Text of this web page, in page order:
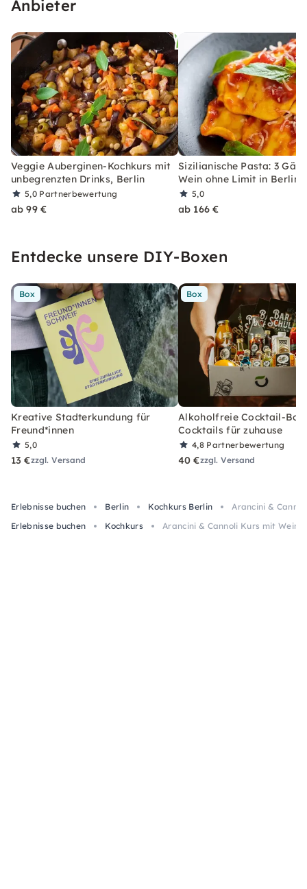
Anbieter
Veggie Auberginen-Kochkurs mit
unbegrenzten Drinks, Berlin
5,0 Partnerbewertung
ab 99 €
Sizilianische Pasta: 3
Wein ohne Limit in Berlin
5,0
ab 166 €
Entdecke unsere DIY-Boxen
Box
Kreative Stadterkundung für
Freund*innen
5,0
13 €zzgl. Versand
Box
Alkoholfreie Cocktail-Box
Cocktails für zuhause
4,8 Partnerbewertung
40 €zzgl. Versand
Erlebnisse buchen Berlin Kochkurs Berlin
Arancini &
Erlebnisse buchen
Kochkurs Arancini & Cannoli Kurs mit